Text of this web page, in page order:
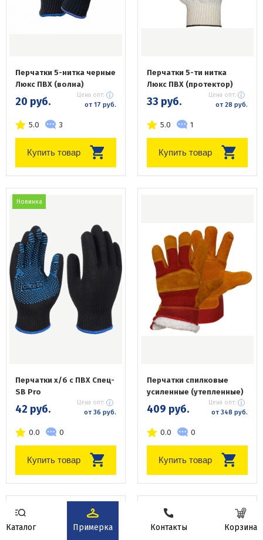
Перчатки 5-нитка черные
Люкс ПВХ (волна)
20 руб. Цена опт:
от 17 руб.
5.0 3
Купить товар
Перчатки 5-ти нитка
Люкс ПВХ (протектор)
33 руб. Цена опт:
от 28 руб.
5.0 1
Купить товар
Новинка
Перчатки х/б с ПВХ Спец-
SB Pro
42 руб. Цена опт:
от 36 руб.
0.0 0
Купить товар
Перчатки спилковые
усиленные (утепленные)
409 руб. Цена опт:
от 348 руб.
0.0 0
Купить товар
Новинка Новинка
Каталог Примерка Контакты Корзина